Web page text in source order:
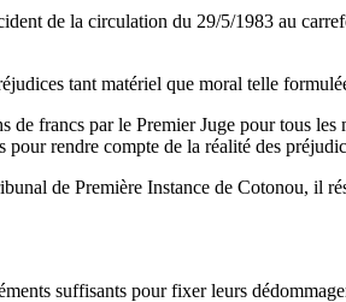
de la circulation du 29/5/1983 au
tant matériel que moral telle
francs par le Premier Juge pour tous
rendre compte de la réalité des
de Première Instance de Cotonou, il
suffisants pour fixer leurs